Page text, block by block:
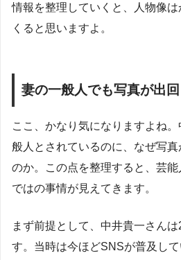
情報を整理していくと、人物像
くると思いますよ。
妻の一般人でも写真が出
ここ、かなり気になりますよね
般人とされているのに、なぜ写
のか。この点を整理すると、芸
ではの事情が見えてきます。
まず前提として、中井貴一さん
す。当時は今ほどSNSが普及して